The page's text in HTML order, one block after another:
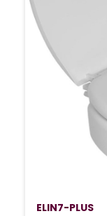
ELIN7-PLUS